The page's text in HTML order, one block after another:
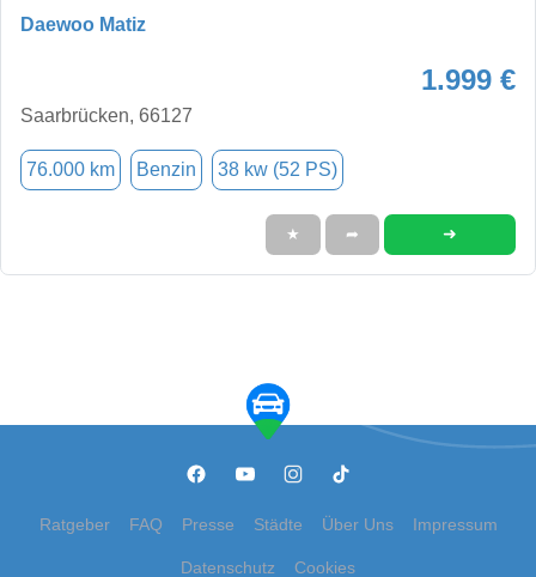
Daewoo Matiz
1.999 €
Saarbrücken, 66127
76.000 km Benzin 38 kw (52 PS)
★ ➦ ➜
Ratgeber FAQ Presse Städte Über Uns Impressum
Datenschutz Cookies